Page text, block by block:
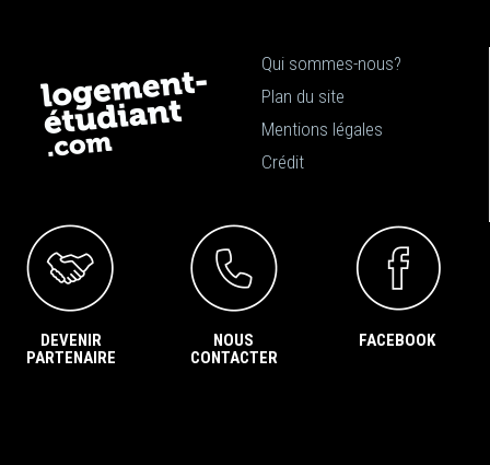
Qui sommes-nous?
Plan du site
Mentions légales
Crédit
DEVENIR
PARTENAIRE
NOUS
CONTACTER
FACEBOOK